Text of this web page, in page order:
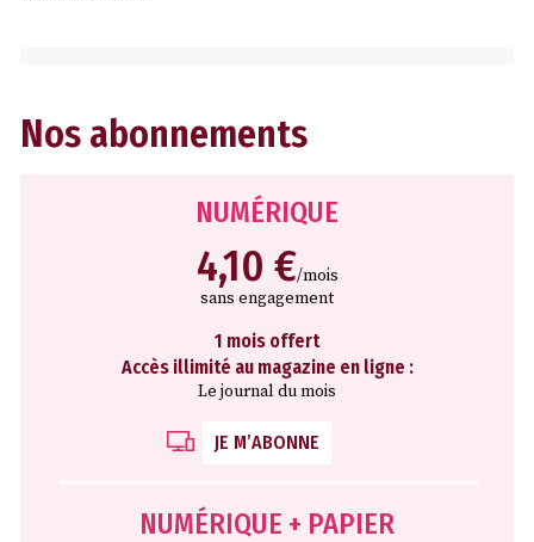
Nos abonnements
NUMÉRIQUE
4,10 €/mois
sans engagement
1 mois offert
Accès illimité au magazine en ligne :
Le journal du mois
JE M’ABONNE
NUMÉRIQUE + PAPIER